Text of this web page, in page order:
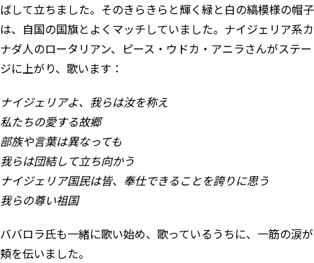
ばして立ちました。そのきらきらと輝く緑と白の縞模様の帽子
は、自国の国旗とよくマッチしていました。ナイジェリア系カ
ナダ人のロータリアン、ピース・ウドカ・アニラさんがステー
ジに上がり、歌います：
ナイジェリアよ、我らは汝を称え
私たちの愛する故郷
部族や言葉は異なっても
我らは団結して立ち向かう
ナイジェリア国民は皆、奉仕できることを誇りに思う
我らの尊い祖国
ババロラ氏も一緒に歌い始め、歌っているうちに、一筋の涙が
頬を伝いました。